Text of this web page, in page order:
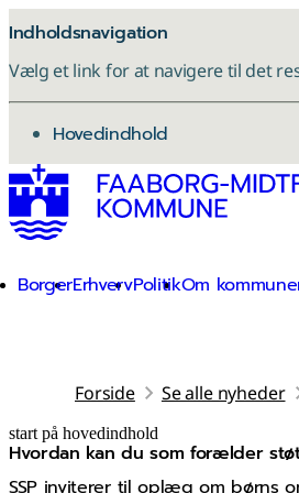
Indholdsnavigation
Vælg et link for at navigere til det
gå til
Hovedindhold
BorgerErhvervPolitikOm
Forside Se alle nyheder
start på hovedindhold
Hvordan kan du som forælder
SSP inviterer til oplæg om børns
senest opdateret 5. november 2025